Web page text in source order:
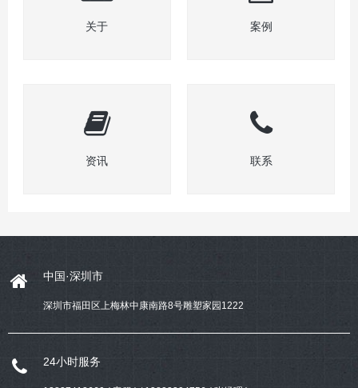
关于 案例
资讯 联系
中国·深圳市
深圳市福田区上梅林中康南路8号雕塑家园1222
24小时服务